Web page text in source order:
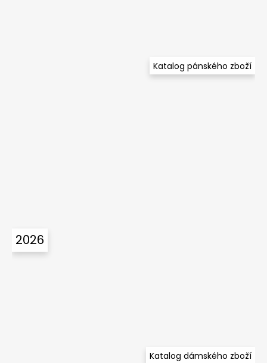
Katalog pánského zboží
2026
Katalog dámského zboží